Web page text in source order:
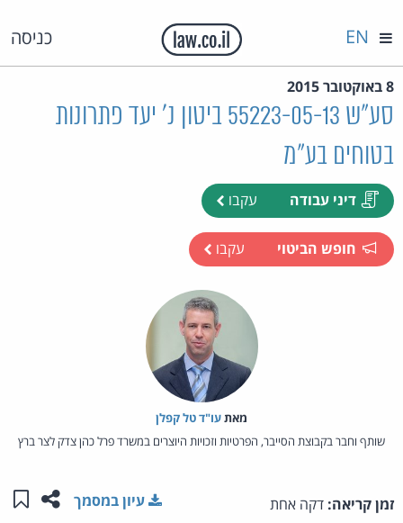
כניסה EN
8 באוקטובר 2015
סע"ש 55223-05-13 ביטון נ' יעד פתרונות
בטוחים בע"מ
דיני עבודה עקבו
חופש הביטוי עקבו
מאת‏עו"ד טל קפלן
שותף וחבר בקבוצת הסייבר, הפרטיות וזכויות היוצרים במשרד פרל כהן צדק לצר ברץ
זמן קריאה: דקה אחת שתפו
עיון במסמך